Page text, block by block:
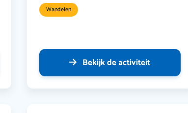
Wandelen
Bekijk de activiteit